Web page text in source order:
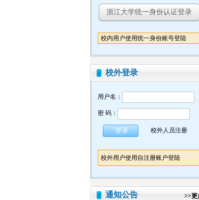
浙江大学统一身份认证登录
校内用户使用统一身份账号登陆
校外登录
用户名：
密 码：
校外人员注册
校外用户使用自注册账户登陆
通知公告 >>更